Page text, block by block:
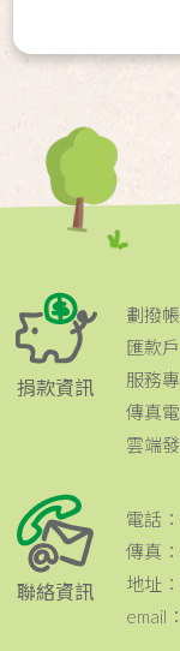
捐款資訊
劃撥
匯款
服務
傳真
雲端
聯絡資訊
電話
傳真
地址
email